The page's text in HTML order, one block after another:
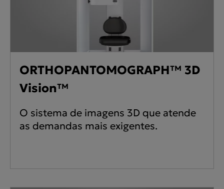
ORTHOPANTOMOGRAPH™ 3D
Vision™
O sistema de imagens 3D que atende
as demandas mais exigentes.